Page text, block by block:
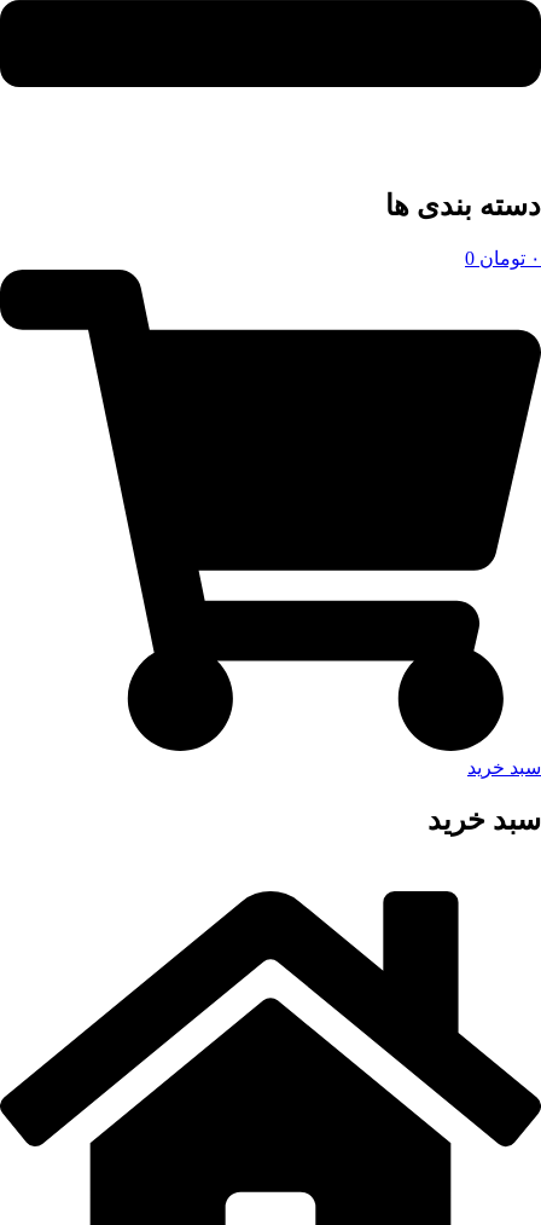
دسته بندی ها
۰ تومان 0
سبد خرید
سبد خرید